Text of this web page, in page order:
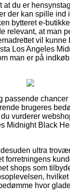
at du er
der kan spille ind
bytteret e-
relevant, at man
vil
Los Angeles
man er på
passende chancer
brugeres
vurderer
Midnight Black
ultra
forretningens
shops som
hvor